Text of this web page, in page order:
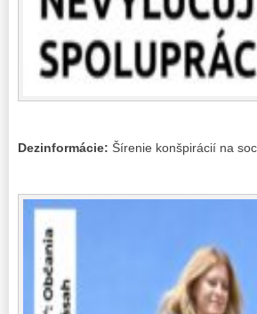
Dezinformácie: Šírenie konšpirácií na